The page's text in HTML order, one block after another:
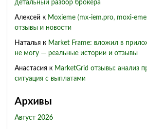
детальный разбор брокера
Алексей к Moxieme (mx-iem.pro, moxi-
отзывы и новости
Наталья к Market Frame: вложил в
не могу — реальные истории и отзывы
Анастасия к MarketGrid отзывы: анализ
ситуация с выплатами
Архивы
Август 2026